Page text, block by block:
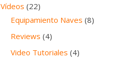
Vídeos (22)
Equipamiento Naves (8)
Reviews (4)
Video Tutoriales (4)